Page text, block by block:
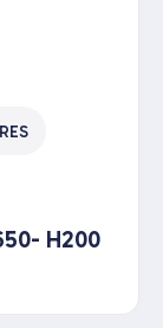
H200